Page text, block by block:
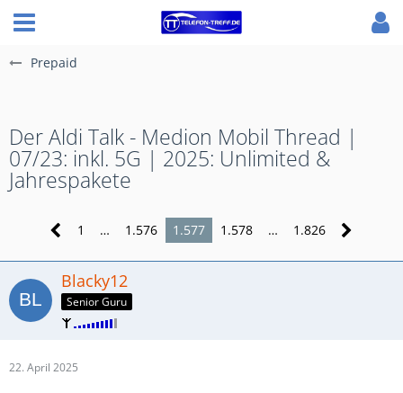
Prepaid
Der Aldi Talk - Medion Mobil Thread |
07/23: inkl. 5G | 2025: Unlimited &
Jahrespakete
1 … 1.576 1.577 1.578 … 1.826
Blacky12
Senior Guru
22. April 2025